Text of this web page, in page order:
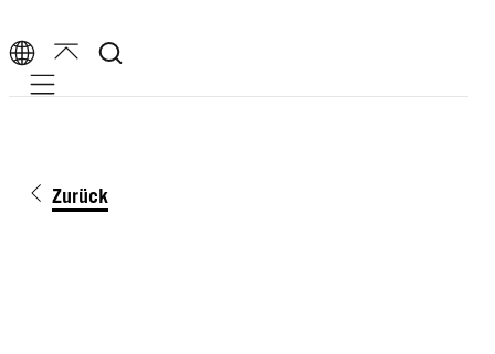
Mobile navigation
Zurück